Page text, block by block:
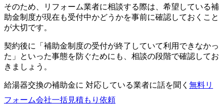
そのため、リフォーム業者に相談する際は、希望している補
助金制度が現在も受付中かどうかを事前に確認しておくこと
が大切です。
契約後に「補助金制度の受付が終了していて利用できなかっ
た」といった事態を防ぐためにも、相談の段階で確認してお
きましょう。
給湯器交換の補助金に 対応している業者に話を聞く 無料リ
フォーム会社一括見積もり依頼